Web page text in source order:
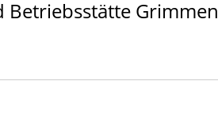
Betriebsstätte Grimmen